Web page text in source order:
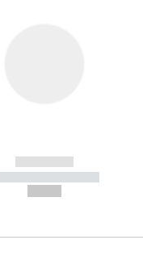
------------
-----------